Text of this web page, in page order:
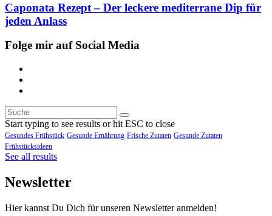
Caponata Rezept – Der leckere mediterrane Dip für
jeden Anlass
Folge mir auf Social Media
Start typing to see results or hit ESC to close
Gesundes Frühstück Gesunde Ernährung Frische Zutaten Gesunde Zutaten
Frühstücksideen
See all results
Newsletter
Hier kannst Du Dich für unseren Newsletter anmelden!